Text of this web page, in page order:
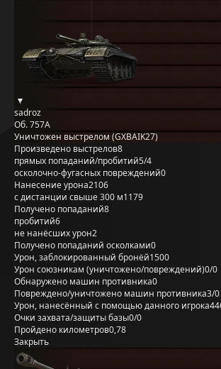
sadroz
Об. 757А
Уничтожен выстрелом (GXBAIK27)
Произведено выстрелов8
прямых попаданий/пробитий5/4
осколочно-фугасных повреждений0
Нанесение урона2106
с дистанции свыше 300 м1179
Получено попаданий8
пробитий6
не нанёсших урон2
Получено попаданий осколками0
Урон, заблокированный бронёй1500
Урон союзникам (уничтожено/повреждений)0/0
Обнаружено машин противника0
Повреждено/уничтожено машин противника3/0
Урон, нанесённый с помощью данного игрока
Очки захвата/защиты базы0/0
Пройдено километров0,78
Закрыть